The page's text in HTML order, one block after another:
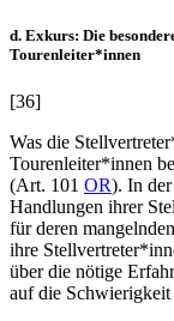
d. Exkurs: Die
Tourenleiter*innen
[36]
Was die
Tourenleiter*innen
(Art. 101 OR). In
Handlungen ihrer
für deren
ihre
über die nötige
auf die Schwierigkeit